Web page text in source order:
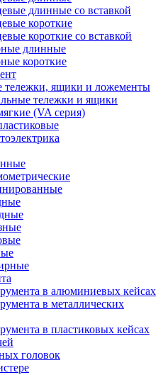
длинные со вставкой
короткие
короткие со вставкой
длинные
короткие
тележки, ящики и ложементы
тележки и ящики
(VA серия)
в алюминиевых кейсах
в металлических
в пластиковых кейсах
головок